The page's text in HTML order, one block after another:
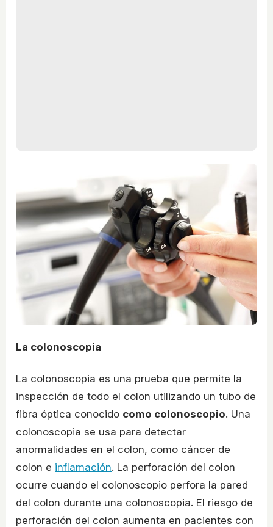
La colonoscopia
La colonoscopia es una prueba que permite la
inspección de todo el colon utilizando un tubo de
fibra óptica conocido como colonoscopio. Una
colonoscopia se usa para detectar
anormalidades en el colon, como cáncer de
colon e inflamación. La perforación del colon
ocurre cuando el colonoscopio perfora la pared
del colon durante una colonoscopia. El riesgo de
perforación del colon aumenta en pacientes con